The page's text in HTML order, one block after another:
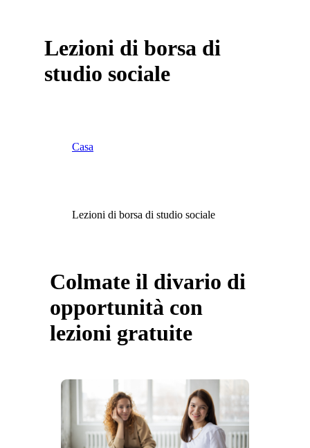
Lezioni di borsa di
studio sociale
Casa
Lezioni di borsa di studio sociale
Colmate il divario di
opportunità con
lezioni gratuite